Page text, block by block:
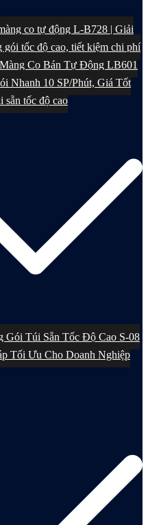
co tự động L-B728 | Giải
gói tốc độ cao, tiết kiệm chi phí
Co Bán Tự Động LB601
Nhanh 10 SP/Phút, Giá Tốt
sẵn tốc độ cao
Gói Túi Sẵn Tốc Độ Cao S-08
Tối Ưu Cho Doanh Nghiệp